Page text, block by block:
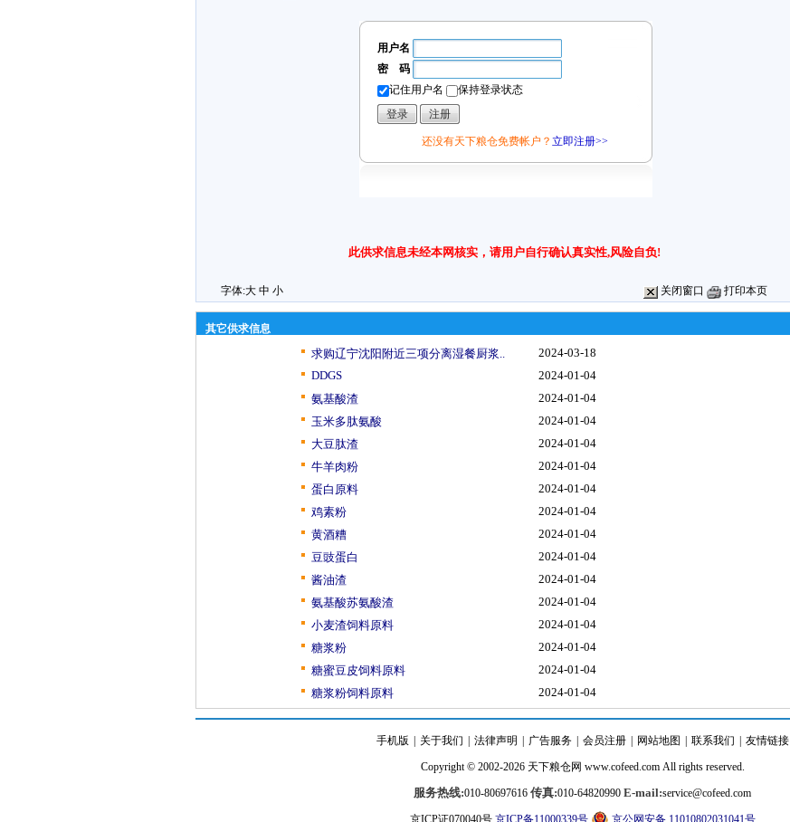
用户名
密 码
记住用户名
保持登录状态
还没有天下粮仓免费帐户？ 立即注册>>
此供求信息未经本网核实，请用户自行确认真实性,风险自负!
字体:大 中 小 关闭窗口 打印本页
其它供求信息
求购辽宁沈阳附近三项分离湿餐厨浆..
2024-03-18
DDGS
2024-01-04
氨基酸渣
2024-01-04
玉米多肽氨酸
2024-01-04
大豆肽渣
2024-01-04
牛羊肉粉
2024-01-04
蛋白原料
2024-01-04
鸡素粉
2024-01-04
黄酒糟
2024-01-04
豆豉蛋白
2024-01-04
酱油渣
2024-01-04
氨基酸苏氨酸渣
2024-01-04
小麦渣饲料原料
2024-01-04
糖浆粉
2024-01-04
糖蜜豆皮饲料原料
2024-01-04
糖浆粉饲料原料
2024-01-04
手机版 关于我们 法律声明 广告服务 会员注册 网站地图 联系我们 友情链接
Copyright © 2002-2026 天下粮仓网 www.cofeed.comAll rights reserved.
服务热线:010-80697616 传真:010-64820990 E-mail:service@cofeed.com
京ICP证070040号 京ICP备11000339号 京公网安备 11010802031041号